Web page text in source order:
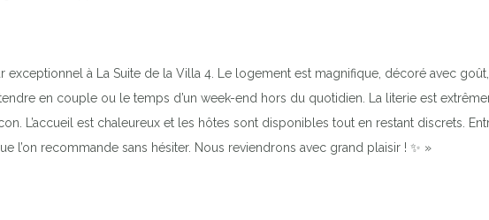
exceptionnel à La Suite de la Villa 4. Le logement est magnifique, décoré avec
en couple ou le temps d’un week-end hors du quotidien. La literie est
L’accueil est chaleureux et les hôtes sont disponibles tout en restant discrets.
l’on recommande sans hésiter. Nous reviendrons avec grand plaisir ! ✨ »